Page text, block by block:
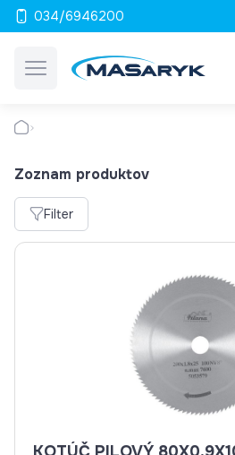
034/6946200
Zoznam produktov
Filter